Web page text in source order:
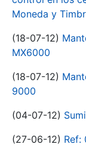
Moneda y
(18-07-12)
MX6000
(18-07-12)
9000
(04-07-12)
(27-06-12) Ref: